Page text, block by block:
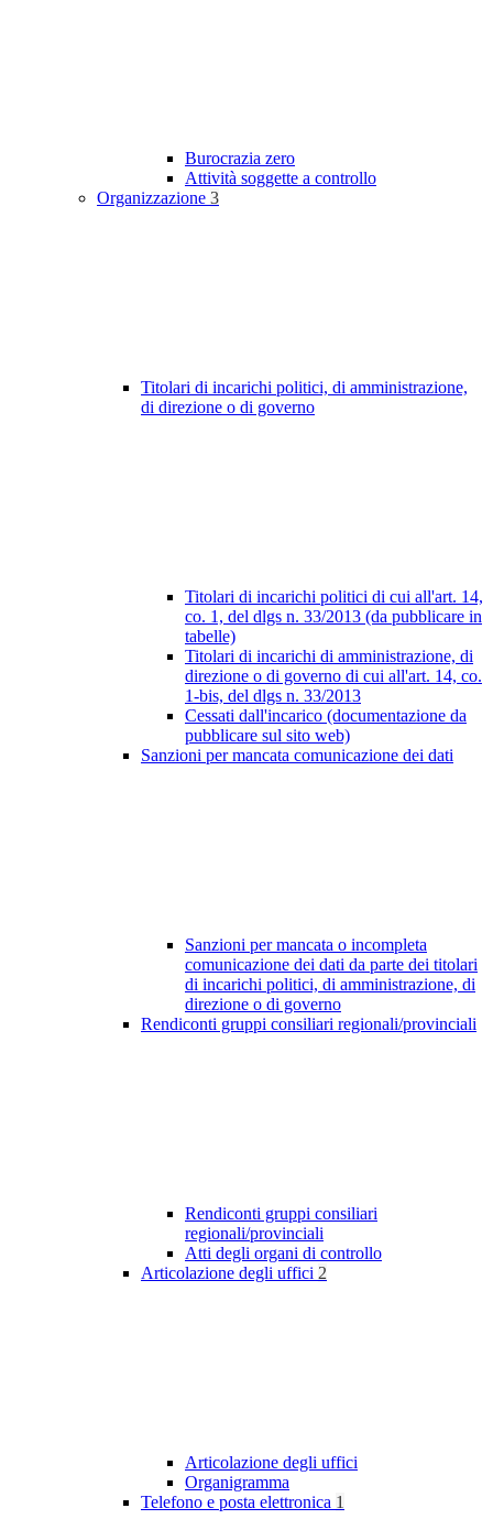
Burocrazia zero
Attività soggette a controllo
Organizzazione 3
Titolari di incarichi politici, di amministrazione,
di direzione o di governo
Titolari di incarichi politici di cui all'art. 14,
co. 1, del dlgs n. 33/2013 (da pubblicare in
tabelle)
Titolari di incarichi di amministrazione, di
direzione o di governo di cui all'art. 14, co.
1-bis, del dlgs n. 33/2013
Cessati dall'incarico (documentazione da
pubblicare sul sito web)
Sanzioni per mancata comunicazione dei dati
Sanzioni per mancata o incompleta
comunicazione dei dati da parte dei titolari
di incarichi politici, di amministrazione, di
direzione o di governo
Rendiconti gruppi consiliari regionali/provinciali
Rendiconti gruppi consiliari
regionali/provinciali
Atti degli organi di controllo
Articolazione degli uffici 2
Articolazione degli uffici
Organigramma
Telefono e posta elettronica 1